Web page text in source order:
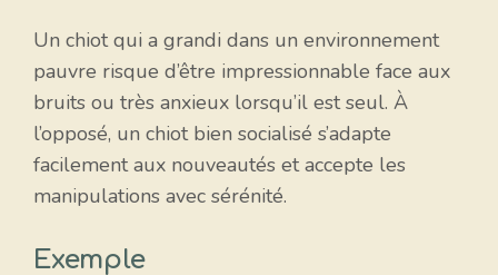
Un chiot qui a grandi dans un environnement
pauvre risque d’être impressionnable face aux
bruits ou très anxieux lorsqu’il est seul. À
l’opposé, un chiot bien socialisé s’adapte
facilement aux nouveautés et accepte les
manipulations avec sérénité.
Exemple